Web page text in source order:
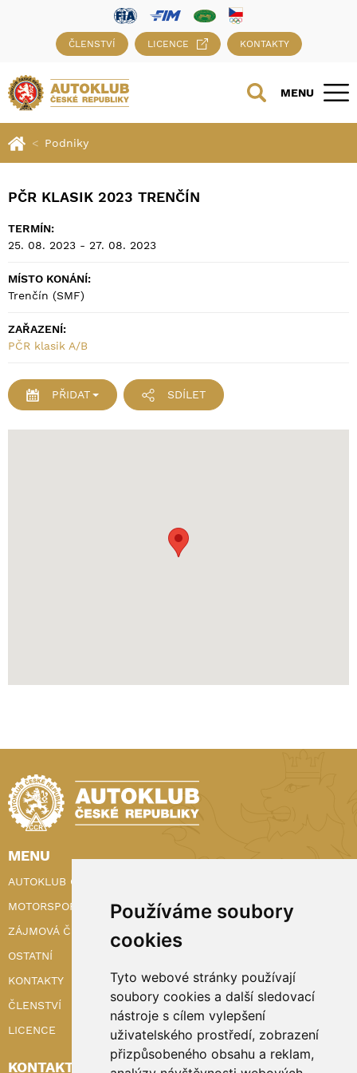
Používáme soubory
cookies
Tyto webové stránky používají
soubory cookies a další sledovací
nástroje s cílem vylepšení
uživatelského prostředí, zobrazení
přizpůsobeného obsahu a reklam,
ČLENSTVÍ LICENCE KONTAKTY
MENU
Podniky
PČR KLASIK 2023 TRENČÍN
TERMÍN:
25. 08. 2023 - 27. 08. 2023
MÍSTO KONÁNÍ:
Trenčín (SMF)
ZAŘAZENÍ:
PČR klasik A/B
PŘIDAT SDÍLET
MENU
AUTOKLUB ČR
MOTORSPORT
ZÁJMOVÁ ČINNOST
OSTATNÍ
KONTAKTY
ČLENSTVÍ
LICENCE
KONTAKTY